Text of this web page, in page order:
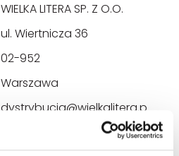
WIELKA LITERA SP. Z O.O.
ul. Wiertnicza 36
02-952
Warszawa
dystrybucja@wielkalitera.p